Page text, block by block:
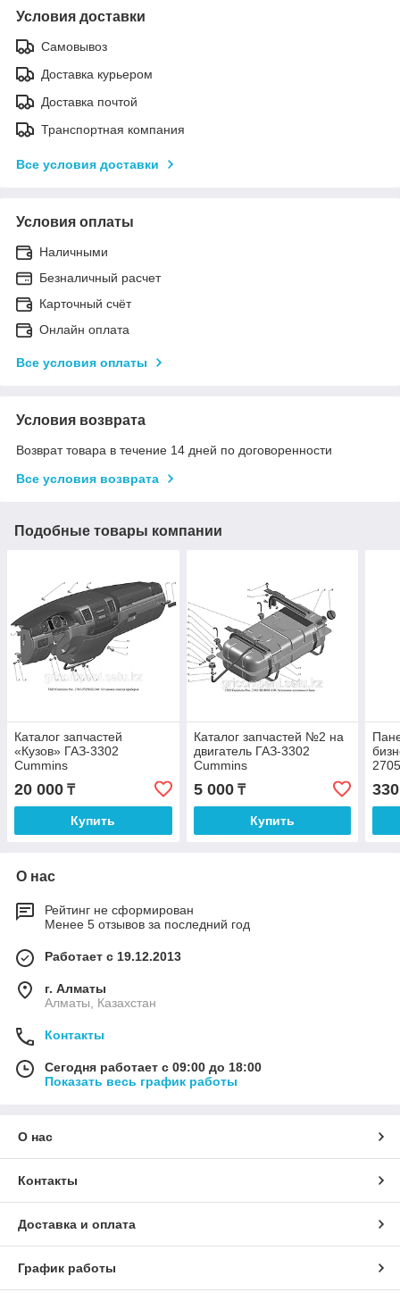
Условия доставки
Самовывоз
Доставка курьером
Доставка почтой
Транспортная компания
Все условия доставки
Условия оплаты
Наличными
Безналичный расчет
Карточный счёт
Онлайн оплата
Все условия оплаты
Условия возврата
Возврат товара в течение 14 дней по договоренности
Все условия возврата
Подобные товары компании
Каталог запчастей
«Кузов» ГАЗ-3302
Cummins
20 000 ₸
Купить
Каталог запчастей №2 на
двигатель ГАЗ-3302
Cummins
5 000₸
Купить
О нас
Рейтинг не сформирован
Менее 5 отзывов за последний год
Работает с 19.12.2013
г. Алматы
Алматы, Казахстан
Контакты
Сегодня работает с 09:00 до 18:00
Показать весь график работы
О нас
Контакты
Доставка и оплата
График работы